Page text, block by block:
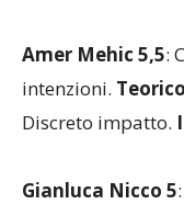
Amer Mehic 5,5:
intenzioni. Teorico
Discreto impatto.
Gianluca Nicco 5